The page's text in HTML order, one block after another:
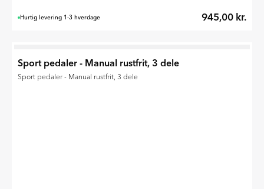
Hurtig levering 1-3 hverdage 945,00 kr.
Sport pedaler - Manual rustfrit, 3 dele
Sport pedaler - Manual rustfrit, 3 dele